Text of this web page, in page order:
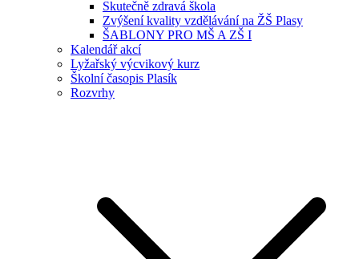
Skutečně zdravá škola
Zvýšení kvality vzdělávání na ŽŠ Plasy
ŠABLONY PRO MŠ A ZŠ I
Kalendář akcí
Lyžařský výcvikový kurz
Školní časopis Plasík
Rozvrhy